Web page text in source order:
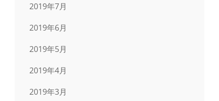
2019年7月
2019年6月
2019年5月
2019年4月
2019年3月